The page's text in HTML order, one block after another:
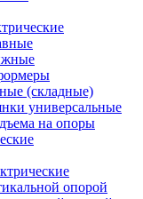
(складные)
универсальные
на опоры
опорой